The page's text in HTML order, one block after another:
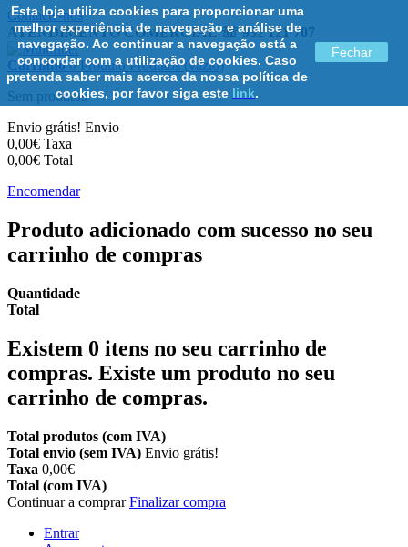
Esta loja utiliza cookies para proporcionar uma
melhor experiência de navegação e análise de
navegação. Ao continuar a navegação está a
concordar com a utilização de cookies. Caso
pretenda saber mais acerca da nossa política de
cookies, por favor siga este link.
Fechar
Contacte-nos
ATENDIMENTO COMERCIAL ☏ 932 121 707
Carrinho 0 Produto Produtos (vazio)
Sem produtos
Envio grátis! Envio
0,00€ Taxa
0,00€ Total
Encomendar
Produto adicionado com sucesso no seu
carrinho de compras
Quantidade
Total
Existem 0 itens no seu carrinho de
compras. Existe um produto no seu
carrinho de compras.
Total produtos (com IVA)
Total envio (sem IVA) Envio grátis!
Taxa 0,00€
Total (com IVA)
Continuar a comprarFinalizar compra
Entrar